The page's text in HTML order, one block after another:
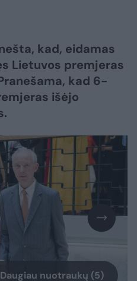
kad, eidamas
Lietuvos premjeras
kad 6-
išėjo
Daugiau nuotraukų (5)